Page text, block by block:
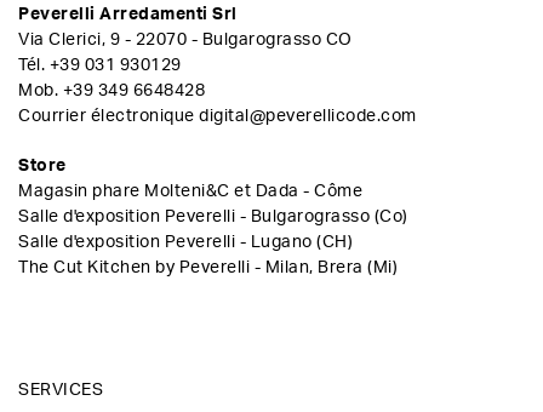
Peverelli Arredamenti Srl
Via Clerici, 9 - 22070 - Bulgarograsso CO
Tél. +39 031 930129
Mob. +39 349 6648428
Courrier électronique digital@peverellicode.com
Store
Magasin phare Molteni&C et Dada - Côme
Salle d'exposition Peverelli - Bulgarograsso (Co)
Salle d'exposition Peverelli - Lugano (CH)
The Cut Kitchen by Peverelli - Milan, Brera (Mi)
SERVICES